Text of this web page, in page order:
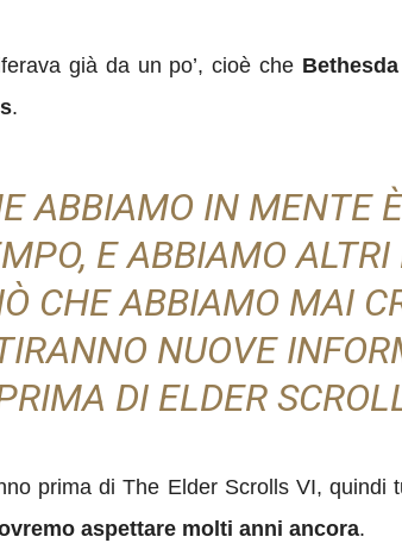
già da un po’, cioè che
.
ABBIAMO IN MENTE
E ABBIAMO
CHE ABBIAMO MAI
NUOVE
DI ELDER
prima di The Elder Scrolls VI, quindi
aspettare molti anni ancora.